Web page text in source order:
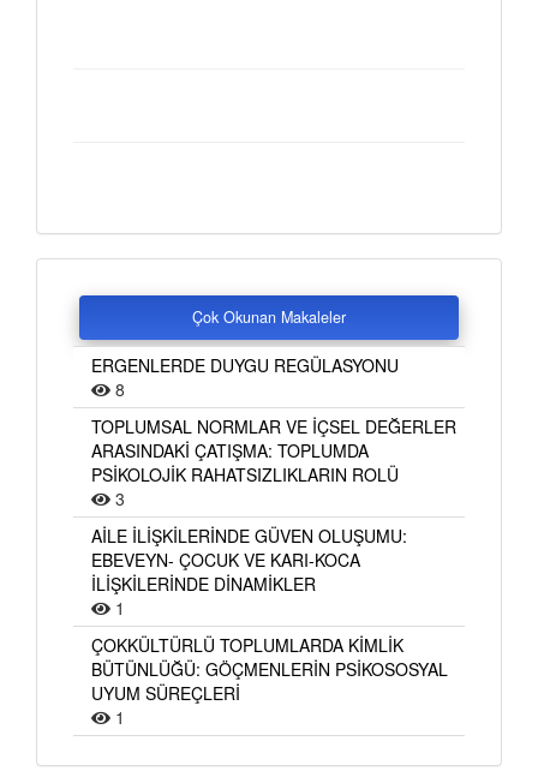
Çok Okunan Makaleler
ERGENLERDE DUYGU REGÜLASYONU
8
TOPLUMSAL NORMLAR VE İÇSEL DEĞERLER
ARASINDAKİ ÇATIŞMA: TOPLUMDA
PSİKOLOJİK RAHATSIZLIKLARIN ROLÜ
3
AİLE İLİŞKİLERİNDE GÜVEN OLUŞUMU:
EBEVEYN- ÇOCUK VE KARI-KOCA
İLİŞKİLERİNDE DİNAMİKLER
1
ÇOKKÜLTÜRLÜ TOPLUMLARDA KİMLİK
BÜTÜNLÜĞÜ: GÖÇMENLERİN PSİKOSOSYAL
UYUM SÜREÇLERİ
1